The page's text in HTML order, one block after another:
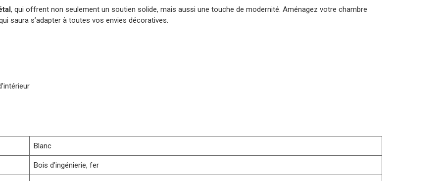
, qui offrent non seulement un soutien solide, mais aussi une touche de modernité. Aménagez votre chambre
saura s’adapter à toutes vos envies décoratives.
Blanc
Bois d’ingénierie, fer